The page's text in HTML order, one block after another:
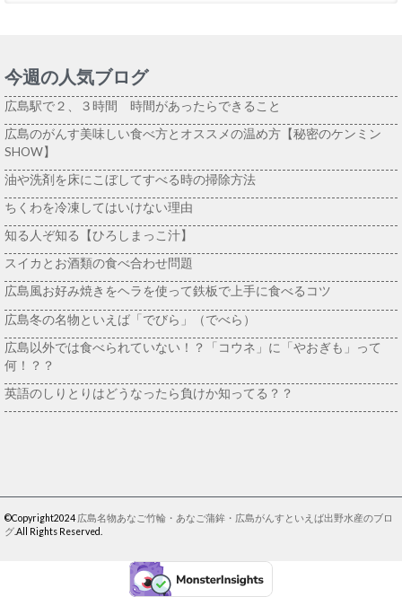
今週の人気ブログ
広島駅で２、３時間 時間があったらできること
広島のがんす美味しい食べ方とオススメの温め方【秘密のケンミン
SHOW】
油や洗剤を床にこぼしてすべる時の掃除方法
ちくわを冷凍してはいけない理由
知る人ぞ知る【ひろしまっこ汁】
スイカとお酒類の食べ合わせ問題
広島風お好み焼きをヘラを使って鉄板で上手に食べるコツ
広島冬の名物といえば「でびら」（でべら）
広島以外では食べられていない！？「コウネ」に「やおぎも」って
何！？？
英語のしりとりはどうなったら負けか知ってる？？
©Copyright2024 広島名物あなご竹輪・あなご蒲鉾・広島がんすといえば出野水産のブロ
グ.All Rights Reserved.